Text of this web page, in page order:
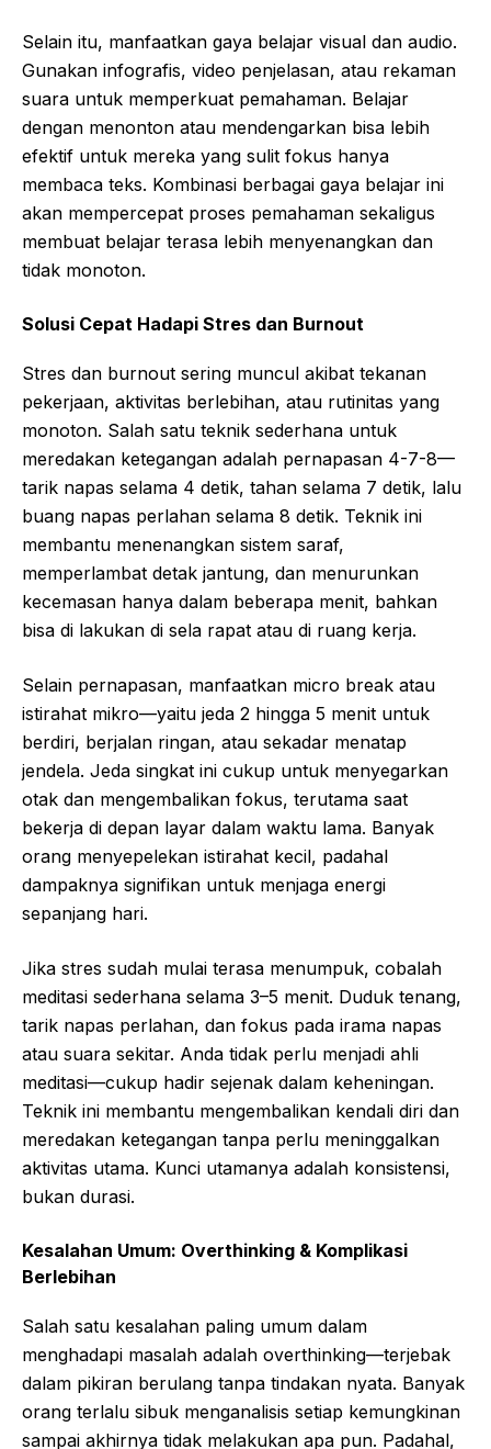
Selain itu, manfaatkan gaya belajar visual dan audio.
Gunakan infografis, video penjelasan, atau rekaman
suara untuk memperkuat pemahaman. Belajar
dengan menonton atau mendengarkan bisa lebih
efektif untuk mereka yang sulit fokus hanya
membaca teks. Kombinasi berbagai gaya belajar ini
akan mempercepat proses pemahaman sekaligus
membuat belajar terasa lebih menyenangkan dan
tidak monoton.
Solusi Cepat Hadapi Stres dan Burnout
Stres dan burnout sering muncul akibat tekanan
pekerjaan, aktivitas berlebihan, atau rutinitas yang
monoton. Salah satu teknik sederhana untuk
meredakan ketegangan adalah pernapasan 4-7-8—
tarik napas selama 4 detik, tahan selama 7 detik, lalu
buang napas perlahan selama 8 detik. Teknik ini
membantu menenangkan sistem saraf,
memperlambat detak jantung, dan menurunkan
kecemasan hanya dalam beberapa menit, bahkan
bisa di lakukan di sela rapat atau di ruang kerja.
Selain pernapasan, manfaatkan micro break atau
istirahat mikro—yaitu jeda 2 hingga 5 menit untuk
berdiri, berjalan ringan, atau sekadar menatap
jendela. Jeda singkat ini cukup untuk menyegarkan
otak dan mengembalikan fokus, terutama saat
bekerja di depan layar dalam waktu lama. Banyak
orang menyepelekan istirahat kecil, padahal
dampaknya signifikan untuk menjaga energi
sepanjang hari.
Jika stres sudah mulai terasa menumpuk, cobalah
meditasi sederhana selama 3–5 menit. Duduk tenang,
tarik napas perlahan, dan fokus pada irama napas
atau suara sekitar. Anda tidak perlu menjadi ahli
meditasi—cukup hadir sejenak dalam keheningan.
Teknik ini membantu mengembalikan kendali diri dan
meredakan ketegangan tanpa perlu meninggalkan
aktivitas utama. Kunci utamanya adalah konsistensi,
bukan durasi.
Kesalahan Umum: Overthinking & Komplikasi
Berlebihan
Salah satu kesalahan paling umum dalam
menghadapi masalah adalah overthinking—terjebak
dalam pikiran berulang tanpa tindakan nyata. Banyak
orang terlalu sibuk menganalisis setiap kemungkinan
sampai akhirnya tidak melakukan apa pun. Padahal,